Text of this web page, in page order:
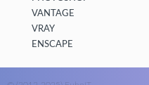
VANTAGE
VRAY
ENSCAPE